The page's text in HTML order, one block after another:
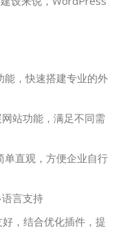
能，快速搭建专业的外
站功能，满足不同需
单直观，方便企业自行
语言支持
，结合优化插件，提